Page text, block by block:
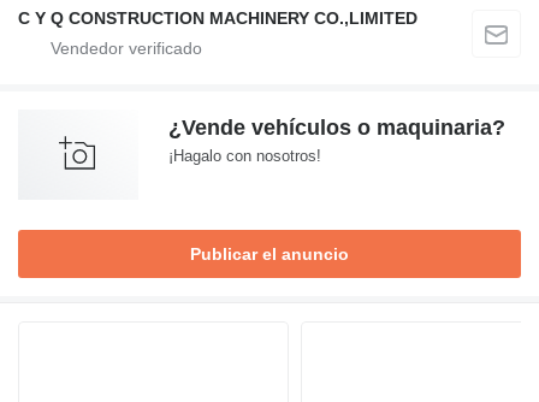
C Y Q CONSTRUCTION MACHINERY CO.,LIMITED
¿Vende vehículos o maquinaria?
¡Hagalo con nosotros!
Publicar el anuncio